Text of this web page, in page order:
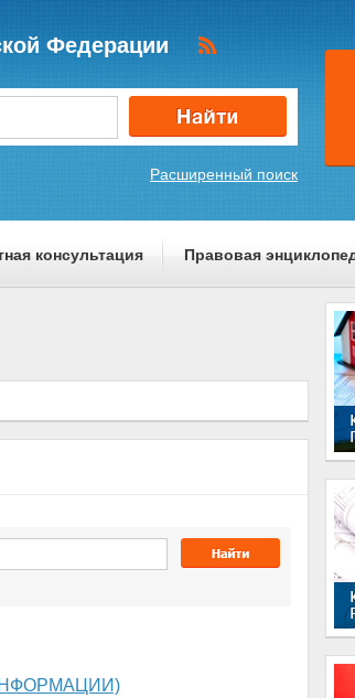
Федерации
Расширенный поиск
консультация Правовая